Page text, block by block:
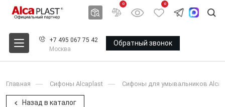
0 0
+7 495 067 75 42
Москва
Обратный звонок
Главная Сифоны Alcaplast Сифоны для умывальников
Назад в каталог